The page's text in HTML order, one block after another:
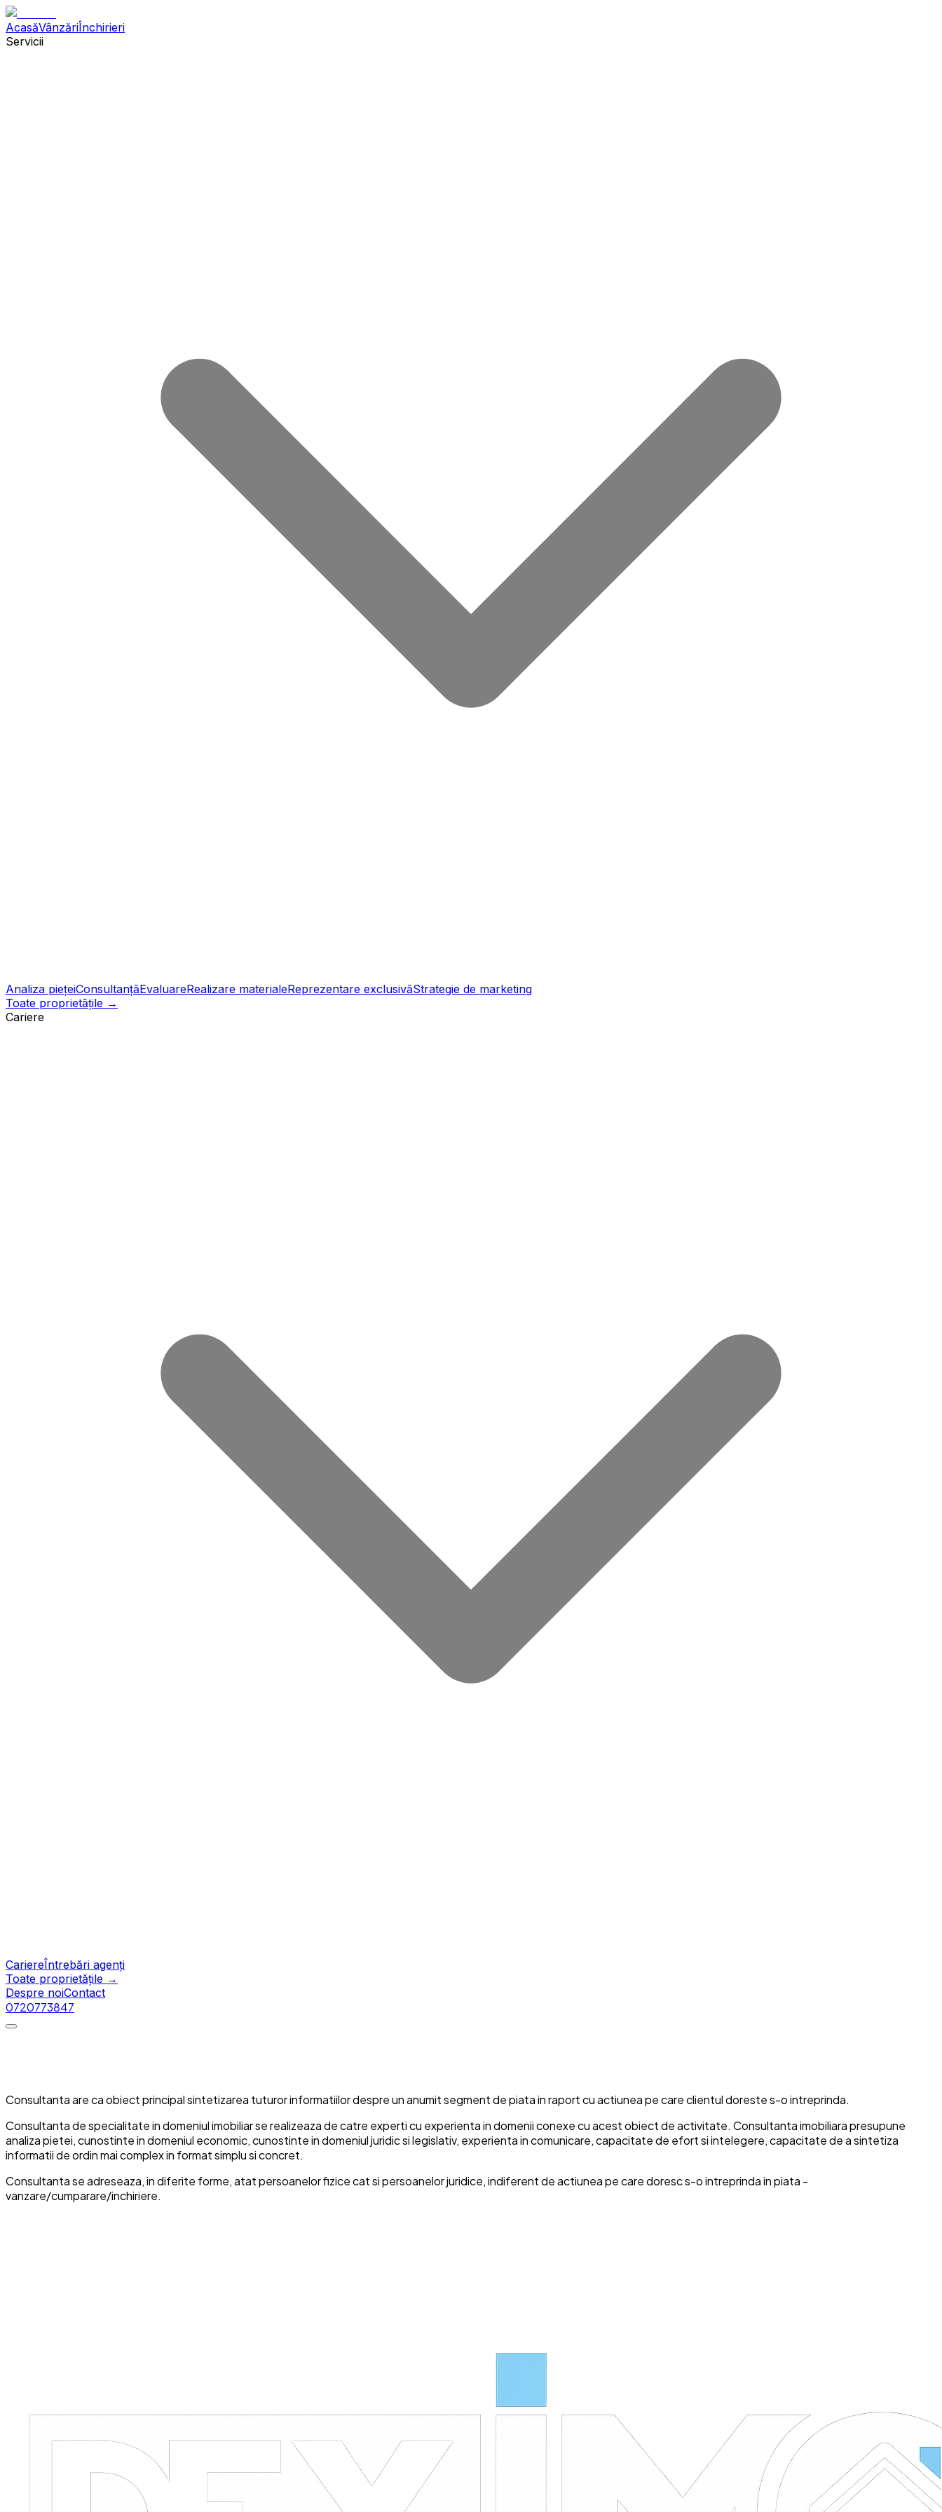
AcasăVânzăriÎnchirieri
Servicii
Analiza piețeiConsultanțăEvaluareRealizare materialeReprezentare exclusivăStrategie de marketing
Toate proprietățile →
Cariere
CariereÎntrebări agenți
Toate proprietățile →
Despre noiContact
0720773847
Consultanta are ca obiect principal sintetizarea tuturor informatiilor despre un anumit segment de piata in raport cu actiunea pe care clientul doreste s-o intreprinda.
Consultanta de specialitate in domeniul imobiliar se realizeaza de catre experti cu experienta in domenii conexe cu acest obiect de activitate. Consultanta imobiliara presupune
analiza pietei, cunostinte in domeniul economic, cunostinte in domeniul juridic si legislativ, experienta in comunicare, capacitate de efort si intelegere, capacitate de a sintetiza
informatii de ordin mai complex in format simplu si concret.
Consultanta se adreseaza, in diferite forme, atat persoanelor fizice cat si persoanelor juridice, indiferent de actiunea pe care doresc s-o intreprinda in piata -
vanzare/cumparare/inchiriere.